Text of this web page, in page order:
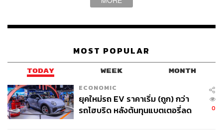
MOST POPULAR
TODAY WEEK MONTH
ECONOMIC
ยุคใหม่รถ EV ราคาเริ่ม (ถูก) กว่า
รถไฮบริด หลังต้นทุนแบตเตอรี่ลด
0